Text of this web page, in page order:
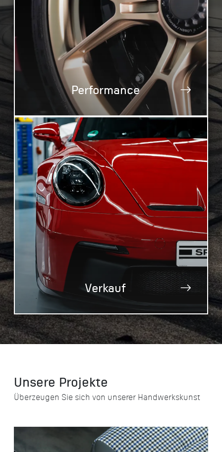
Performance
Verkauf
Unsere Projekte
Überzeugen Sie sich von unserer Handwerkskunst